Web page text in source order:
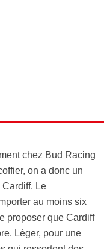
chez Bud Racing
on a donc un
Le
au moins six
proposer que Cardiff
Léger, pour une